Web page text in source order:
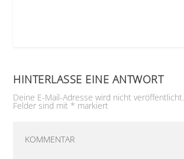
HINTERLASSE EINE ANTWORT
Deine E-Mail-Adresse wird nicht veröffentlicht.
Felder sind mit * markiert